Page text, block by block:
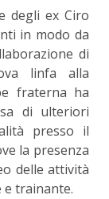
degli ex Ciro
in modo da
di
linfa alla
fraterna ha
di ulteriori
presso il
la presenza
delle attività
e trainante.